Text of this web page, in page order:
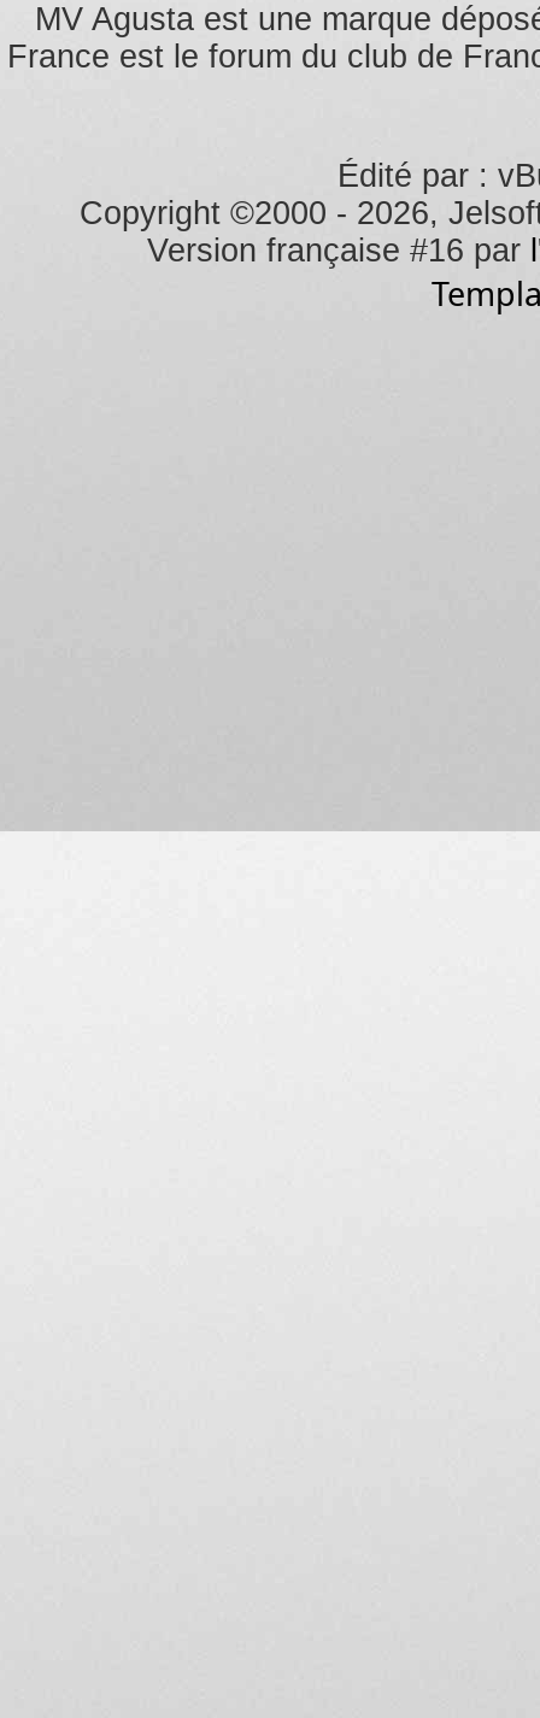
MV Agusta est une marque
France est le forum du club de
Édité par :
Copyright ©2000 - 2026,
Version française #16 par